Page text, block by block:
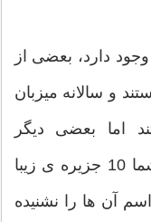
دارد، بعضی از
و سالانه میزبان
اما بعضی دیگر
ناشناخته هستند. در این مطلب به شما 10 جزیره ی زیبا
آن ها را نشنیده